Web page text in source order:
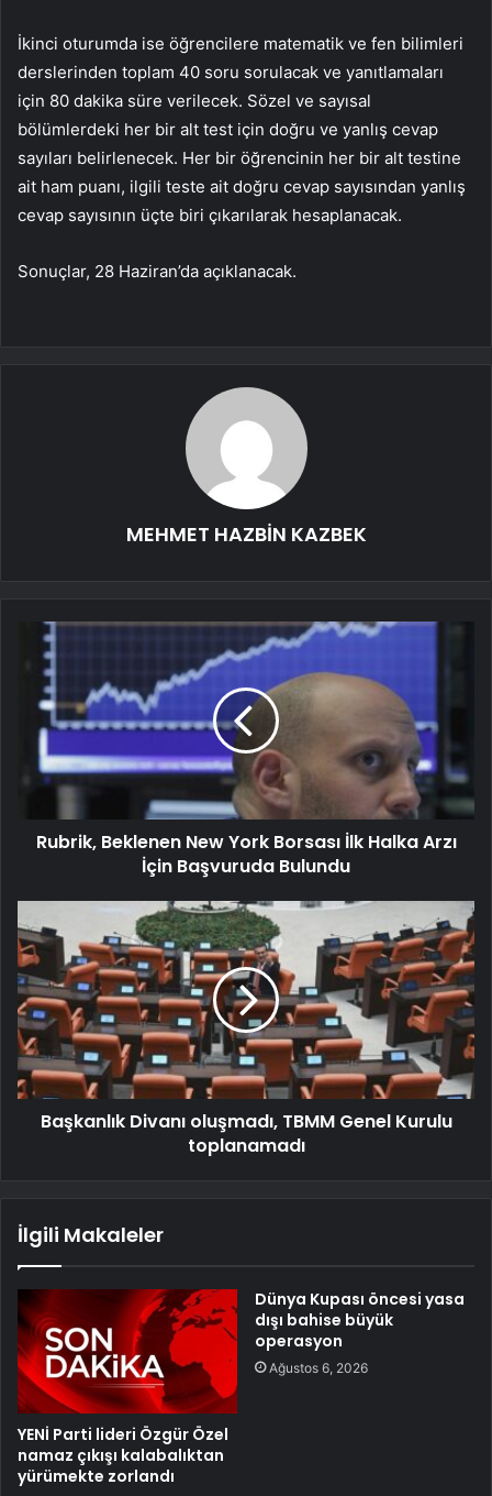
İkinci oturumda ise öğrencilere matematik ve fen bilimleri
derslerinden toplam 40 soru sorulacak ve yanıtlamaları
için 80 dakika süre verilecek. Sözel ve sayısal
bölümlerdeki her bir alt test için doğru ve yanlış cevap
sayıları belirlenecek. Her bir öğrencinin her bir alt testine
ait ham puanı, ilgili teste ait doğru cevap sayısından yanlış
cevap sayısının üçte biri çıkarılarak hesaplanacak.
Sonuçlar, 28 Haziran’da açıklanacak.
MEHMET HAZBİN KAZBEK
Rubrik, Beklenen New York Borsası İlk Halka Arzı
İçin Başvuruda Bulundu
Başkanlık Divanı oluşmadı, TBMM Genel Kurulu
toplanamadı
İlgili Makaleler
YENİ Parti lideri Özgür Özel
namaz çıkışı kalabalıktan
yürümekte zorlandı
Dünya Kupası öncesi yasa
dışı bahise büyük
operasyon
Ağustos 6, 2026